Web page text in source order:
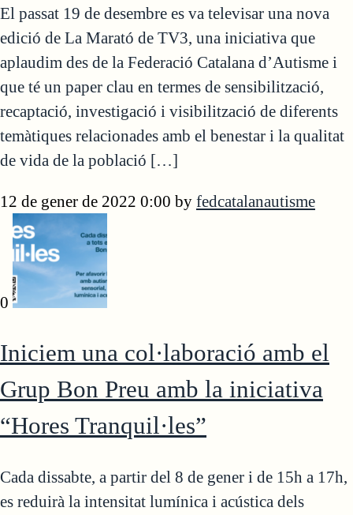
El passat 19 de desembre es va televisar una nova
edició de La Marató de TV3, una iniciativa que
aplaudim des de la Federació Catalana d’Autisme i
que té un paper clau en termes de sensibilització,
recaptació, investigació i visibilització de diferents
temàtiques relacionades amb el benestar i la qualitat
de vida de la població […]
12 de gener de 2022 0:00 by fedcatalanautisme
0
Iniciem una col·laboració amb el
Grup Bon Preu amb la iniciativa
“Hores Tranquil·les”
Cada dissabte, a partir del 8 de gener i de 15h a 17h,
es reduirà la intensitat lumínica i acústica dels